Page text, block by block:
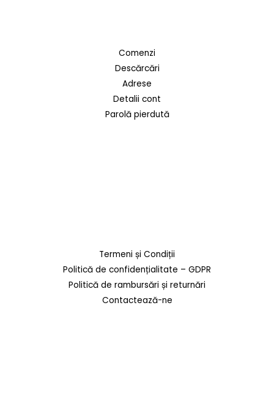
Comenzi
Descărcări
Adrese
Detalii cont
Parolă pierdută
Termeni și Condiții
Politică de confidențialitate – GDPR
Politică de rambursări și returnări
Contactează-ne